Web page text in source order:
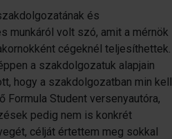
és
munkáról volt szó, amit a mérnök
cégeknél teljesíthettek.
a szakdolgozatuk alapjain
hogy a szakdolgozatban min kell
Formula Student versenyautóra,
pedig nem is konkrét
célját értettem meg sokkal